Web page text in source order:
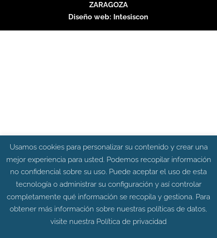
ZARAGOZA
Diseño web: Intesiscon
Usamos cookies para personalizar su contenido y crear una
mejor experiencia para usted. Podemos recopilar información
no confidencial sobre su uso. Puede aceptar el uso de esta
tecnología o administrar su configuración y así controlar
completamente qué información se recopila y gestiona. Para
obtener más información sobre nuestras políticas de datos,
visite nuestra Política de privacidad